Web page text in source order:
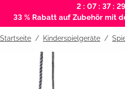
2 : 07 : 37 : 29
33 % Rabatt auf Zubehör mit
Startseite Kinderspielgeräte /
Bildergalerie überspringen